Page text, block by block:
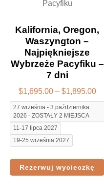
Kalifornia, Oregon,
Waszyngton –
Najpiękniejsze
Wybrzeże Pacyfiku –
7 dni
$1,695.00 – $1,895.00
27 września - 3 października
2026 - ZOSTAŁY 2 MIEJSCA
11-17 lipca 2027
19-25 września 2027
Rezerwuj wycieczkę